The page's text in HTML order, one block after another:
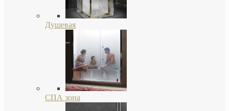
Душевая
СПА зона